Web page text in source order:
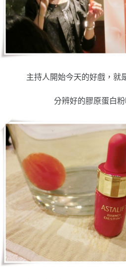
主持人開始今天的好戲，就
分辨好的膠原蛋白